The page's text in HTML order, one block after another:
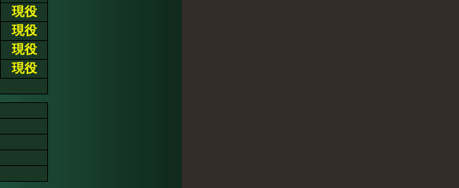
現役
現役
現役
現役